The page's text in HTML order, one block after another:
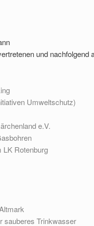
und nachfolgend
Umweltschutz)
e.V.
LK Rotenburg
sauberes Trinkwasser